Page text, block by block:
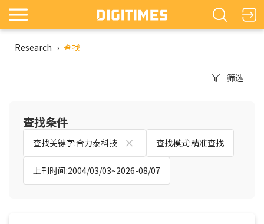
Research › 查找
筛选
查找条件
查找关键字:合力泰科技 查找模式:精准查找
上刊时间:2004/03/03~2026-08/07